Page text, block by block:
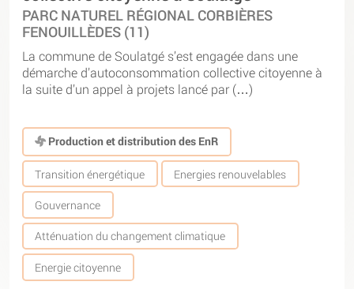
PARC NATUREL RÉGIONAL CORBIÈRES
FENOUILLÈDES (11)
La commune de Soulatgé s’est engagée dans une
démarche d’autoconsommation collective citoyenne à
la suite d’un appel à projets lancé par (…)
Production et distribution des EnR
Transition énergétique Energies renouvelables
Gouvernance
Atténuation du changement climatique
Energie citoyenne